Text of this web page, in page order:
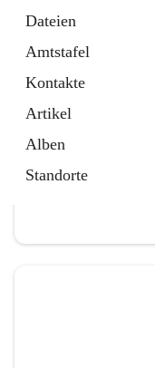
Dateien
Amtstafel
Kontakte
Artikel
Alben
Standorte